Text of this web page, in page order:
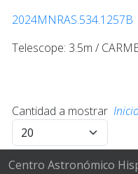
Cantidad a mostrar
2024MNRAS.534.1257B
Telescope: 3.5m /
Centro Astronómico